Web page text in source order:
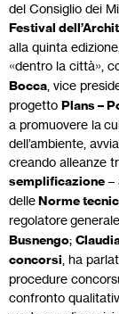
del Consiglio dei
Festival
alla quinta
«dentro la città»,
Bocca , vice
progetto Plans –
a promuovere la
dell’ambiente,
creando alleanze
semplificazione –
delleNorme
regolatore
Busnengo;
concorsi , ha
procedure
confronto